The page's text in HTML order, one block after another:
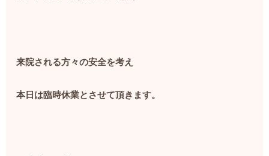
来院される方々の安全を考え
本日は臨時休業とさせて頂きます。